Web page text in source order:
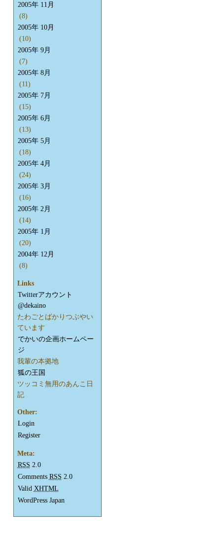
2005年 11月
(8)
2005年 10月
(10)
2005年 9月
(7)
2005年 8月
(11)
2005年 7月
(15)
2005年 6月
(13)
2005年 5月
(18)
2005年 4月
(24)
2005年 3月
(16)
2005年 2月
(14)
2005年 1月
(20)
2004年 12月
(8)
Links
Twitterアカウント
@dekaino
たわごとばかりつぶやい
ています
でかいの企画ホームペー
ジ
我輩の本拠地
狐の王国
ツッコミ無用のあんこ日
記
Other:
Login
Register
Meta:
RSS 2.0
Comments RSS 2.0
Valid XHTML
WordPress Japan